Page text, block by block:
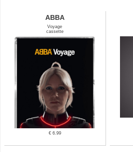
ABBA
Voyage
cassette
€ 6.99